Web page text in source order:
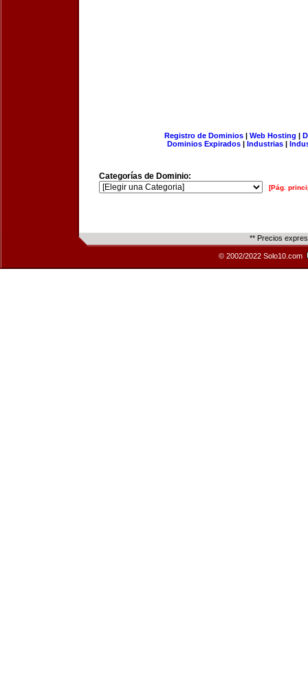
Registro de Dominios| Web Hosting |
Dominios Expirados | Industrias |
Categorías de Dominio:
[Pág.
** Precios
© 2002/2022 Solo10.com